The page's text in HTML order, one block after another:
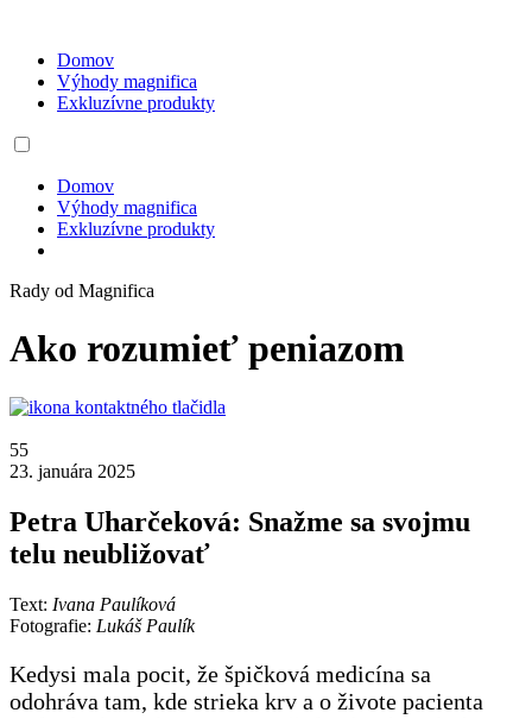
Domov
Výhody magnifica
Exkluzívne produkty
Domov
Výhody magnifica
Exkluzívne produkty
Rady od Magnifica
Ako rozumieť peniazom
55
23. januára 2025
Petra Uharčeková: Snažme sa svojmu
telu neubližovať
Text: Ivana Paulíková
Fotografie: Lukáš Paulík
Kedysi mala pocit, že špičková medicína sa
odohráva tam, kde strieka krv a o živote pacienta